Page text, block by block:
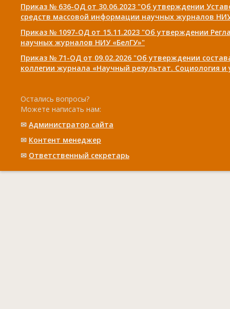
Приказ № 636-ОД от 30.06.2023 "Об утверждении
средств массовой информации научных журналов
Приказ № 1097-ОД от 15.11.2023 "Об утверждении
научных журналов НИУ «БелГУ»"
Приказ № 71-ОД от 09.02.2026 "Об утверждении
коллегии журнала «Научный результат. Социология и
Остались вопросы?
Можете написать нам:
✉ Администратор сайта
✉ Контент менеджер
✉ Ответственный cекретарь